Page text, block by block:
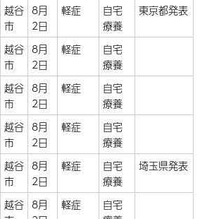
越谷
市
8月
2日
軽症
自宅
療養
東京都発表
越谷
市
8月
2日
軽症
自宅
療養
越谷
市
8月
2日
軽症
自宅
療養
越谷
市
8月
2日
軽症
自宅
療養
越谷
市
8月
2日
軽症
自宅
療養
埼玉県発表
越谷 8月
軽症
自宅